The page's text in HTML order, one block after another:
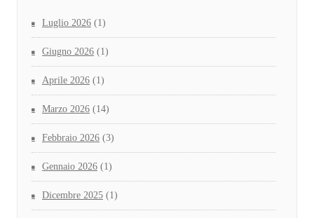
Luglio 2026 (1)
Giugno 2026 (1)
Aprile 2026 (1)
Marzo 2026 (14)
Febbraio 2026 (3)
Gennaio 2026 (1)
Dicembre 2025 (1)